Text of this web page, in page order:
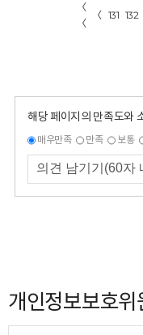
〈
〈
〈 131 132
해당 페이지의 만족도와
매우만족 만족 보통
개인정보보호